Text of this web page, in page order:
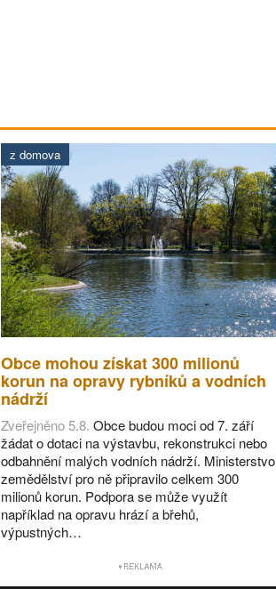
z domova
Obce mohou získat 300 milionů
korun na opravy rybníků a vodních
nádrží
Zveřejněno 5.8. Obce budou moci od 7. září
žádat o dotaci na výstavbu, rekonstrukci nebo
odbahnění malých vodních nádrží. Ministerstvo
zemědělství pro ně připravilo celkem 300
milionů korun. Podpora se může využít
například na opravu hrází a břehů,
výpustných…